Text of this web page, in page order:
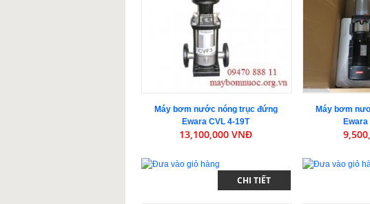
Máy bơm nước nóng trục đứng
Ewara CVL 4-19T
13,100,000 VNĐ
CHI TIẾT
Máy bơm
Ewara